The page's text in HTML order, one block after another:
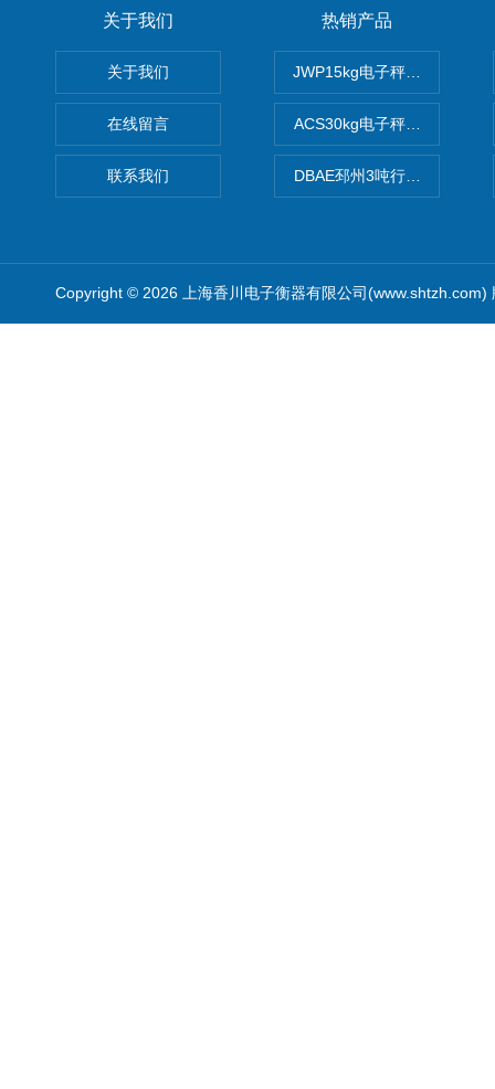
关于我们
关于我们
在线留言
联系我们
热销产品
JWP15kg电子秤价格,15公
ACS30kg电子秤价格,30公
DBAE邳州3吨行车电子吊秤
Copyright © 2026 上海香川电子衡器有限公司(www.shtzh.com)